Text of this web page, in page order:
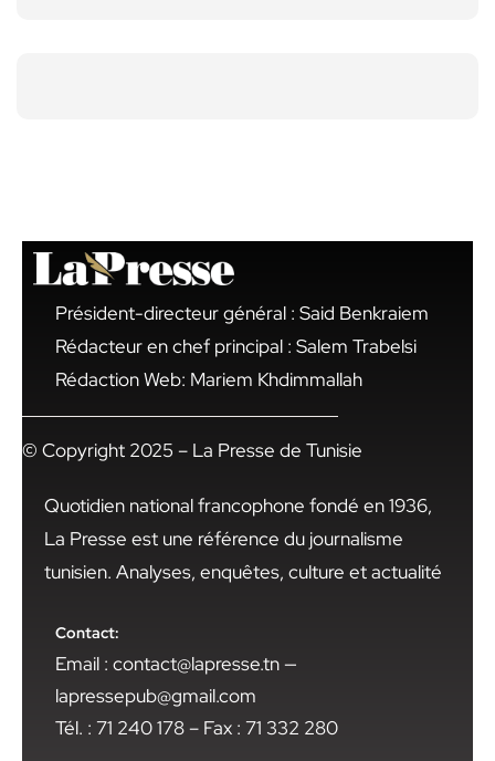
Président-directeur général : Said Benkraiem
Rédacteur en chef principal : Salem Trabelsi
Rédaction Web: Mariem Khdimmallah
© Copyright 2025 – La Presse de Tunisie
Quotidien national francophone fondé en 1936,
La Presse est une référence du journalisme
tunisien. Analyses, enquêtes, culture et actualité
Contact:
Email : contact@lapresse.tn —
lapressepub@gmail.com
Tél. : 71 240 178 – Fax : 71 332 280